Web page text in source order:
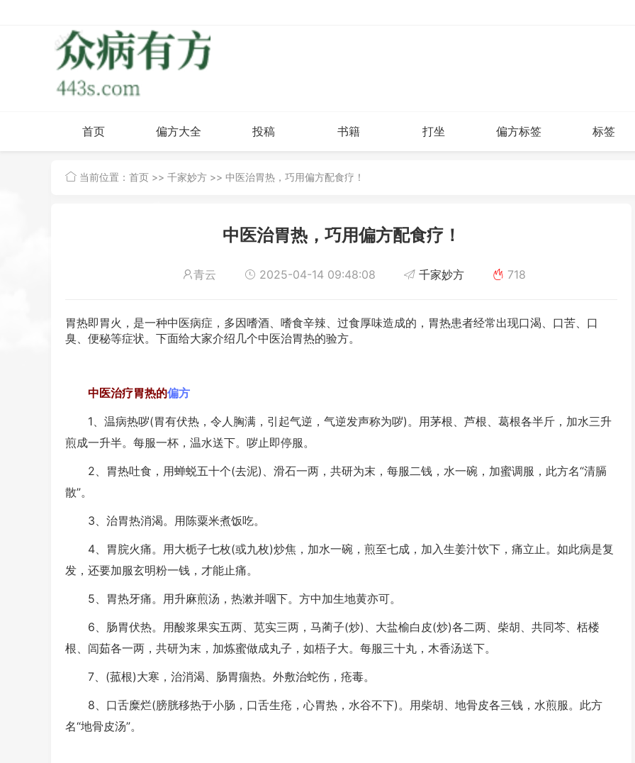
首页 偏方大全 投稿 书籍 打坐 偏方标签 标签
当前位置： 首页 >> 千家妙方 >> 中医治胃热，巧用偏方配食疗！
中医治胃热，巧用偏方配食疗！
青云 2025-04-14 09:48:08 千家妙方 718
胃热即胃火，是一种中医病症，多因嗜酒、嗜食辛辣、过食厚味造成的，胃热患者经常出现口渴、 口苦、 口
臭、 便秘等症状。下面给大家介绍几个中医治胃热的验方。
中医治疗胃热的偏方
1、温病热哕(胃有伏热，令人胸满，引起气逆，气逆发声称为哕)。用茅根、芦根、葛根各半斤，加水三升
煎成一升半。每服一杯，温水送下。哕止即停服。
2、胃热吐食，用蝉蜕五十个(去泥)、滑石一两，共研为末，每服二钱，水一碗，加蜜调服，此方名“清膈
散”。
3、治胃热消渴。用陈粟米煮饭吃。
4、胃脘火痛。用大栀子七枚(或九枚)炒焦，加水一碗，煎至七成，加入生姜汁饮下，痛立止。如此病是复
发，还要加服玄明粉一钱，才能止痛。
5、胃热牙痛。用升麻煎汤，热漱并咽下。方中加生地黄亦可。
6、肠胃伏热。用酸浆果实五两、苋实三两，马蔺子(炒)、大盐榆白皮(炒)各二两、柴胡、共同芩、栝楼
根、闾茹各一两，共研为末，加炼蜜做成丸子，如梧子大。每服三十丸，木香汤送下。
7、(菰根)大寒，治消渴、肠胃痼热。外敷治蛇伤，疮毒。
8、口舌糜烂(膀胱移热于小肠，口舌生疮，心胃热，水谷不下)。用柴胡、地骨皮各三钱，水煎服。此方
名“地骨皮汤”。